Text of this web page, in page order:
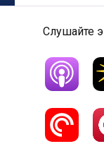
Слушайте